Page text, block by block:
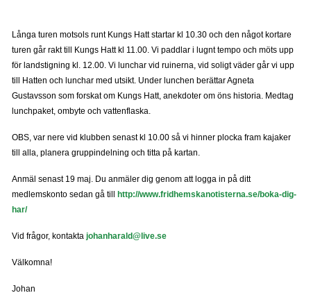
Långa turen motsols runt Kungs Hatt startar kl 10.30 och den något kortare
turen går rakt till Kungs Hatt kl 11.00. Vi paddlar i lugnt tempo och möts upp
för landstigning kl. 12.00. Vi lunchar vid ruinerna, vid soligt väder går vi upp
till Hatten och lunchar med utsikt. Under lunchen berättar Agneta
Gustavsson som forskat om Kungs Hatt, anekdoter om öns historia. Medtag
lunchpaket, ombyte och vattenflaska.
OBS, var nere vid klubben senast kl 10.00 så vi hinner plocka fram kajaker
till alla, planera gruppindelning och titta på kartan.
Anmäl senast 19 maj. Du anmäler dig genom att logga in på ditt
medlemskonto sedan gå till http://www.fridhemskanotisterna.se/boka-dig-
har/
Vid frågor, kontakta johanharald@live.se
Välkomna!
Johan